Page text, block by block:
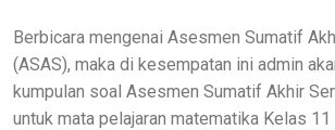
Berbicara mengenai Asesmen Sumatif
(ASAS), maka di kesempatan ini admin
kumpulan soal Asesmen Sumatif Akhir
untuk mata pelajaran matematika Kelas